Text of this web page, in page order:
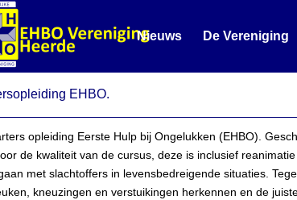
Nieuws De Vereniging
EHBO.
opleiding Eerste Hulp bij Ongelukken (EHBO).
de kwaliteit van de cursus, deze is inclusief
met slachtoffers in levensbedreigende situaties.
kneuzingen en verstuikingen herkennen en de